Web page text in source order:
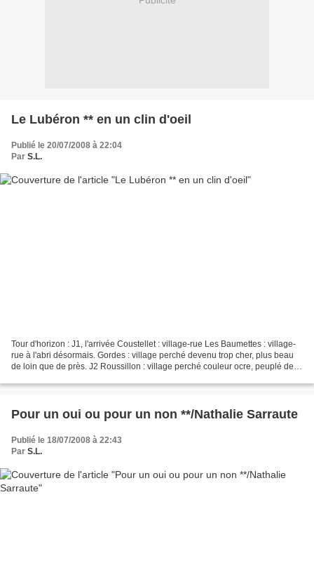
Le Lubéron ** en un clin d'oeil
Publié le 20/07/2008 à 22:04
Par S.L.
Tour d'horizon : J1, l'arrivée Coustellet : village-rue Les Baumettes : village-
rue à l'abri désormais. Gordes : village perché devenu trop cher, plus beau
de loin que de près. J2 Roussillon : village perché couleur ocre, peuplé de
Pour un oui ou pour un non **/Nathalie Sarraute
Publié le 18/07/2008 à 22:43
Par S.L.